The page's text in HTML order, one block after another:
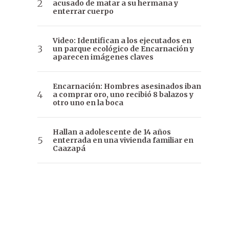
acusado de matar a su hermana y
enterrar cuerpo
Video: Identifican a los ejecutados en
un parque ecológico de Encarnación y
aparecen imágenes claves
Encarnación: Hombres asesinados iban
a comprar oro, uno recibió 8 balazos y
otro uno en la boca
Hallan a adolescente de 14 años
enterrada en una vivienda familiar en
Caazapá